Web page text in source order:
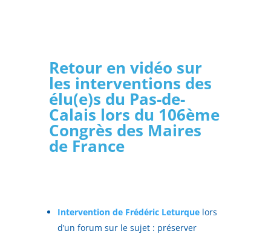
Retour en vidéo sur
les interventions des
élu(e)s du Pas-de-
Calais lors du 106ème
Congrès des Maires
de France
Intervention de Frédéric Leturquelors
d’un forum sur le sujet : préserver